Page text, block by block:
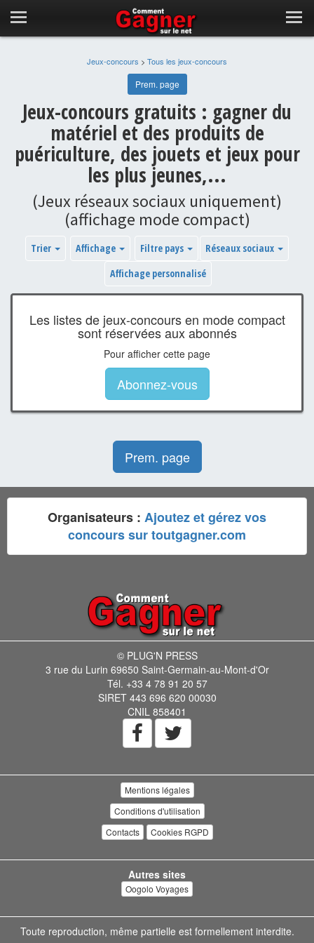
Jeux-concours > Tous les jeux-concours
Prem. page
Jeux-concours gratuits : gagner du
matériel et des produits de
puériculture, des jouets et jeux pour
les plus jeunes,...
(Jeux réseaux sociaux uniquement)
(affichage mode compact)
Trier Affichage Filtre pays
Réseaux sociaux
Affichage personnalisé
Les listes de jeux-concours en mode compact
sont réservées aux abonnés
Pour afficher cette page
Abonnez-vous
Prem. page
Organisateurs : Ajoutez et gérez vos
concours sur toutgagner.com
© PLUG'N PRESS
3 rue du Lurin 69650 Saint-Germain-au-Mont-d'Or
Tél. +33 4 78 91 20 57
SIRET 443 696 620 00030
CNIL 858401
Mentions légales
Conditions d'utilisation
Contacts
Cookies RGPD
Autres sites
Oogolo Voyages
Toute reproduction, même partielle est formellement interdite.